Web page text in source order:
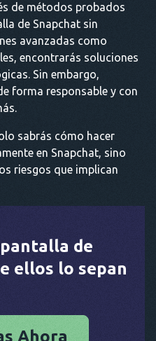
de métodos probados
de Snapchat sin
avanzadas como
encontrarás soluciones
Sin embargo,
forma responsable y con
sabrás cómo hacer
en Snapchat, sino
riesgos que implican
de
ellos lo sepan
Ahora